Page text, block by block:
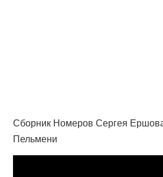
Сборник Номеров Сергея
Пельмени